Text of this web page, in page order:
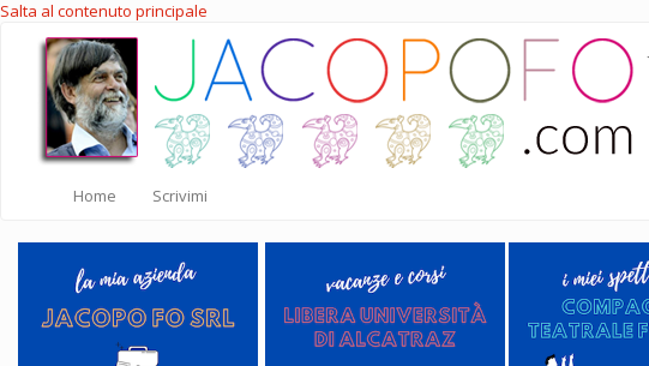
Salta al contenuto principale
Home Scrivimi